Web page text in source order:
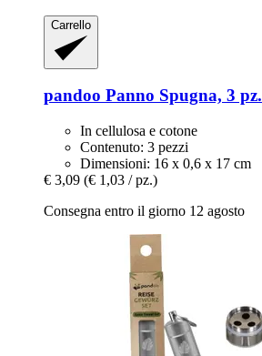
Carrello
pandoo Panno Spugna, 3 pz.
In cellulosa e cotone
Contenuto: 3 pezzi
Dimensioni: 16 x 0,6 x 17 cm
€ 3,09 (€ 1,03 / pz.)
Consegna entro il giorno 12 agosto